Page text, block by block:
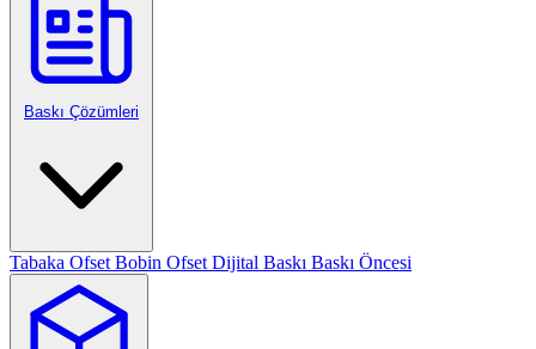
Baskı Çözümleri
Tabaka Ofset Bobin Ofset Dijital Baskı Baskı Öncesi